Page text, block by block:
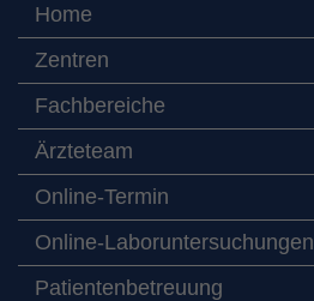
Home
Zentren
Fachbereiche
Ärzteteam
Online-Termin
Online-Laboruntersuchungen
Patientenbetreuung